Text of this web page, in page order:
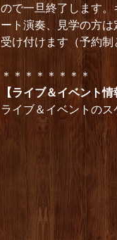
ので一旦終了します
ート演奏、見学の方
受け付けます（予約制
＊＊＊＊＊＊＊＊
【ライブ＆イベント情
ライブ＆イベントの